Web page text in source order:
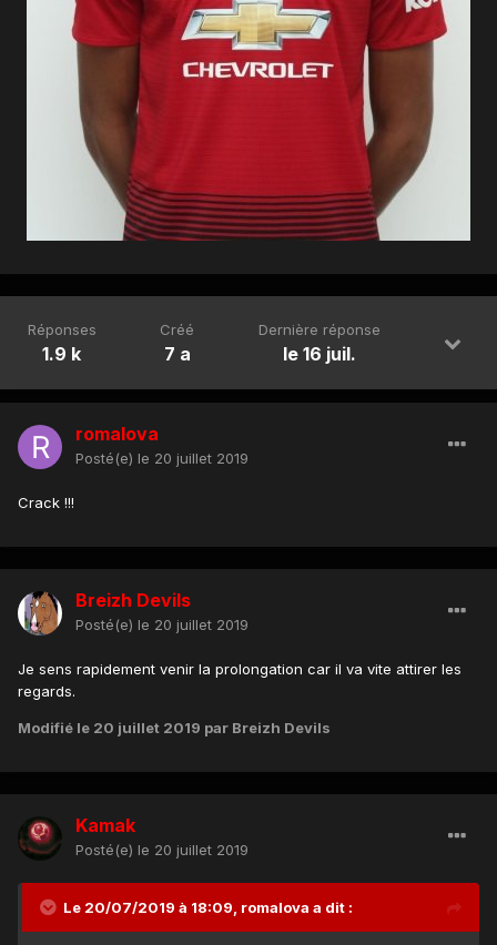
Réponses
1.9 k
Créé
7 a
Dernière réponse
le 16 juil.
romalova
Posté(e) le 20 juillet 2019
Crack !!!
Breizh Devils
Posté(e) le 20 juillet 2019
Je sens rapidement venir la prolongation car il va vite attirer les
regards.
Modifié le 20 juillet 2019 par Breizh Devils
Kamak
Posté(e) le 20 juillet 2019
Le 20/07/2019 à 18:09, romalova a dit :